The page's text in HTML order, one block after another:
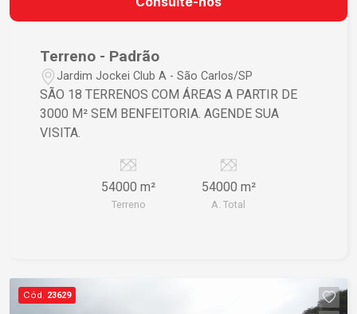
Terreno - Padrão
Jardim Jockei Club A - São Carlos/SP
SÃO 18 TERRENOS COM ÁREAS A PARTIR DE
3000 M² SEM BENFEITORIA. AGENDE SUA
VISITA.
54000 m²
Terreno
54000 m²
A. Total
Cód. 23629